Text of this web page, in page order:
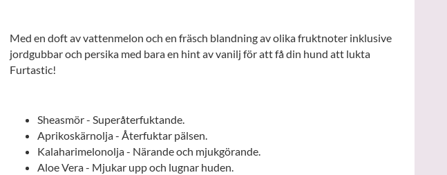
Med en doft av vattenmelon och en fräsch blandning av olika fruktnoter inklusive
jordgubbar och persika med bara en hint av vanilj för att få din hund att lukta
Furtastic!
Sheasmör - Superåterfuktande.
Aprikoskärnolja - Återfuktar pälsen.
Kalaharimelonolja - Närande och mjukgörande.
Aloe Vera - Mjukar upp och lugnar huden.